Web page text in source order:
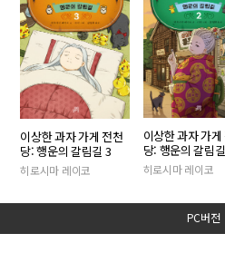
이상한 과자 가게 전천
당: 행운의 갈림길 3
히로시마 레이코
이상한 과자 가게
당: 행운의 갈림
히로시마 레이코
PC버전